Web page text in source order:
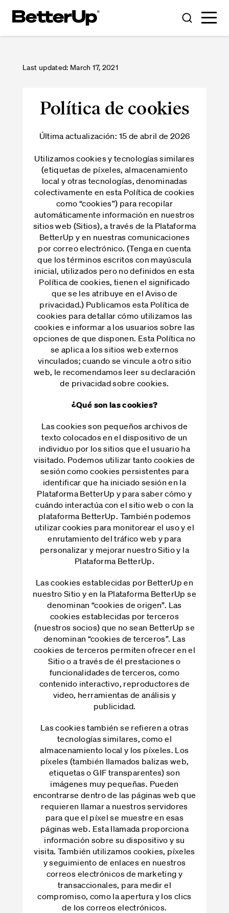
Toggle
Search
Toggle
Menu
Last updated: March 17, 2021
Política de cookies
Última actualización: 15 de abril de 2026
Utilizamos cookies y tecnologías similares
(etiquetas de píxeles, almacenamiento
local y otras tecnologías, denominadas
colectivamente en esta Política de cookies
como “cookies”) para recopilar
automáticamente información en nuestros
sitios web (Sitios), a través de la Plataforma
BetterUp y en nuestras comunicaciones
por correo electrónico. (Tenga en cuenta
que los términos escritos con mayúscula
inicial, utilizados pero no definidos en esta
Política de cookies, tienen el significado
que se les atribuye en el Aviso de
privacidad.) Publicamos esta Política de
cookies para detallar cómo utilizamos las
cookies e informar a los usuarios sobre las
opciones de que disponen. Esta Política no
se aplica a los sitios web externos
vinculados; cuando se vincule a otro sitio
web, le recomendamos leer su declaración
de privacidad sobre cookies.
¿Qué son las cookies?
Las cookies son pequeños archivos de
texto colocados en el dispositivo de un
individuo por los sitios que el usuario ha
visitado. Podemos utilizar tanto cookies de
sesión como cookies persistentes para
identificar que ha iniciado sesión en la
Plataforma BetterUp y para saber cómo y
cuándo interactúa con el sitio web o con la
plataforma BetterUp. También podemos
utilizar cookies para monitorear el uso y el
enrutamiento del tráfico web y para
personalizar y mejorar nuestro Sitio y la
Plataforma BetterUp.
Las cookies establecidas por BetterUp en
nuestro Sitio y en la Plataforma BetterUp se
denominan “cookies de origen”. Las
cookies establecidas por terceros
(nuestros socios) que no sean BetterUp se
denominan “cookies de terceros”. Las
cookies de terceros permiten ofrecer en el
Sitio o a través de él prestaciones o
funcionalidades de terceros, como
contenido interactivo, reproductores de
video, herramientas de análisis y
publicidad.
Las cookies también se refieren a otras
tecnologías similares, como el
almacenamiento local y los píxeles. Los
píxeles (también llamados balizas web,
etiquetas o GIF transparentes) son
imágenes muy pequeñas. Pueden
encontrarse dentro de las páginas web que
requieren llamar a nuestros servidores
para que el píxel se muestre en esas
páginas web. Esta llamada proporciona
información sobre su dispositivo y su
visita. También utilizamos cookies, píxeles
y seguimiento de enlaces en nuestros
correos electrónicos de marketing y
transaccionales, para medir el
compromiso, como la apertura y los clics
de los correos electrónicos.